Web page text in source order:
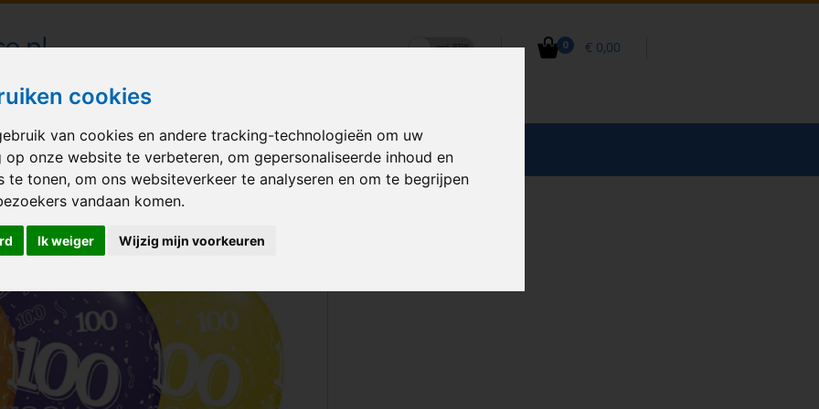
cookies
van cookies en andere tracking-technologieën om uw
op onze website te verbeteren, om gepersonaliseerde inhoud en
te tonen, om ons websiteverkeer te analyseren en om te begrijpen
vandaan komen.
Ik weiger Wijzig mijn voorkeuren
0 € 0,00
bezorgd in heel Nederland
leeftijd 100
BALLONNEN GELEGENHEID VERHUUR BEDRUKKEN ACCESSOIRES